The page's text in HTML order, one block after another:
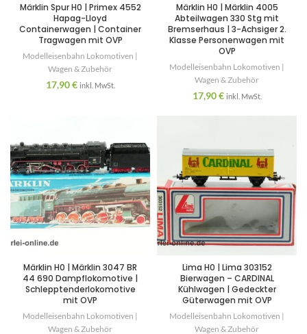
Märklin Spur H0 | Primex 4552
Hapag-Lloyd
Containerwagen | Container
Tragwagen mit OVP
Modelleisenbahn Lokomotiven |
Wagen & Zubehör
17,90€ inkl. MwSt.
Märklin H0 | Märklin 4005
Abteilwagen 330 Stg mit
Bremserhaus | 3-Achsiger 2.
Klasse Personenwagen mit
OVP
Modelleisenbahn Lokomotiven |
Wagen & Zubehör
17,90€ inkl. MwSt.
Märklin H0 | Märklin 3047 BR
44 690 Dampflokomotive |
Schlepptenderlokomotive
mit OVP
Modelleisenbahn Lokomotiven |
Wagen & Zubehör
Lima H0 | Lima 303152
Bierwagen – CARDINAL
Kühlwagen | Gedeckter
Güterwagen mit OVP
Modelleisenbahn Lokomotiven |
Wagen & Zubehör